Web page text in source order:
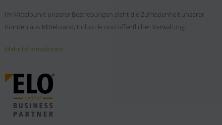
Im Mittelpunkt unserer Bestrebungen steht die Zufriedenheit unserer
Kunden aus Mittelstand, Industrie und öffentlicher Verwaltung.
Mehr Informationen